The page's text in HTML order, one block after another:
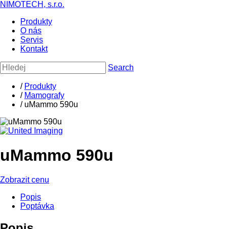
NIMOTECH, s.r.o.
Produkty
O nás
Servis
Kontakt
Search
/ Produkty
/ Mamografy
/ uMammo 590u
uMammo 590u
Zobrazit cenu
Popis
Poptávka